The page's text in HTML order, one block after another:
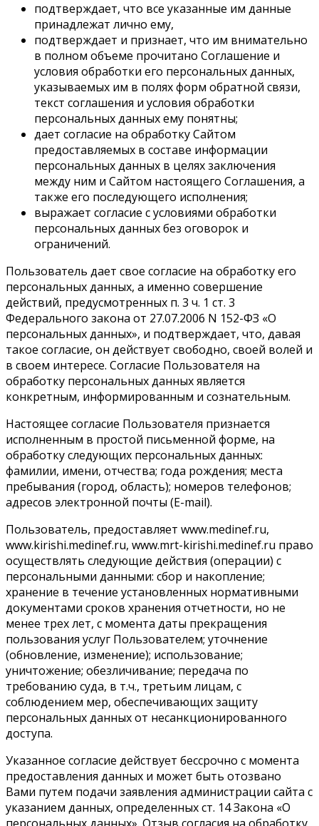
подтверждает, что все указанные им данные
принадлежат лично ему,
подтверждает и признает, что им внимательно
в полном объеме прочитано Соглашение и
условия обработки его персональных данных,
указываемых им в полях форм обратной связи,
текст соглашения и условия обработки
персональных данных ему понятны;
дает согласие на обработку Сайтом
предоставляемых в составе информации
персональных данных в целях заключения
между ним и Сайтом настоящего Соглашения, а
также его последующего исполнения;
выражает согласие с условиями обработки
персональных данных без оговорок и
ограничений.
Пользователь дает свое согласие на обработку его
персональных данных, а именно совершение
действий, предусмотренных п. 3 ч. 1 ст. 3
Федерального закона от 27.07.2006 N 152-ФЗ «О
персональных данных», и подтверждает, что, давая
такое согласие, он действует свободно, своей волей и
в своем интересе. Согласие Пользователя на
обработку персональных данных является
конкретным, информированным и сознательным.
Настоящее согласие Пользователя признается
исполненным в простой письменной форме, на
обработку следующих персональных данных:
фамилии, имени, отчества; года рождения; места
пребывания (город, область); номеров телефонов;
адресов электронной почты (E-mail).
Пользователь, предоставляет www.medinef.ru,
www.kirishi.medinef.ru, www.mrt-kirishi.medinef.ru право
осуществлять следующие действия (операции) с
персональными данными: сбор и накопление;
хранение в течение установленных нормативными
документами сроков хранения отчетности, но не
менее трех лет, с момента даты прекращения
пользования услуг Пользователем; уточнение
(обновление, изменение); использование;
уничтожение; обезличивание; передача по
требованию суда, в т.ч., третьим лицам, с
соблюдением мер, обеспечивающих защиту
персональных данных от несанкционированного
доступа.
Указанное согласие действует бессрочно с момента
предоставления данных и может быть отозвано
Вами путем подачи заявления администрации сайта с
указанием данных, определенных ст. 14 Закона «О